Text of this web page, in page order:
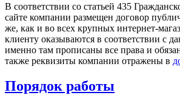
В соответствии со статьей 435
сайте компании размещен договор
же, как и во всех крупных интернет-
клиенту оказываются в соответствии с
именно там прописаны все права и
также реквизиты компании отражены в
Порядок работы